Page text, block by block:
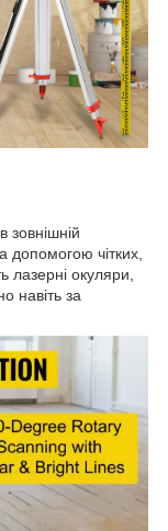
зовнішній
допомогою чітких,​
лазерні окуляри,​
навіть за